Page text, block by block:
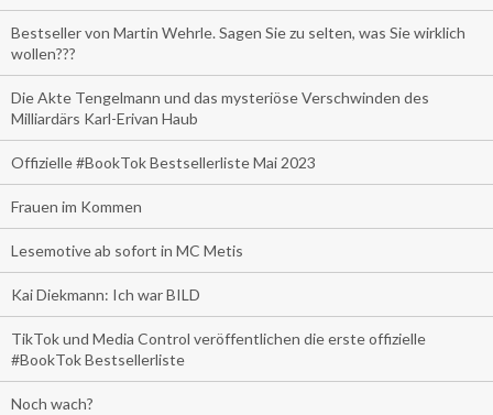
Bestseller von Martin Wehrle. Sagen Sie zu selten, was Sie wirklich
wollen???
Die Akte Tengelmann und das mysteriöse Verschwinden des
Milliardärs Karl-Erivan Haub
Offizielle #BookTok Bestsellerliste Mai 2023
Frauen im Kommen
Lesemotive ab sofort in MC Metis
Kai Diekmann: Ich war BILD
TikTok und Media Control veröffentlichen die erste offizielle
#BookTok Bestsellerliste
Noch wach?